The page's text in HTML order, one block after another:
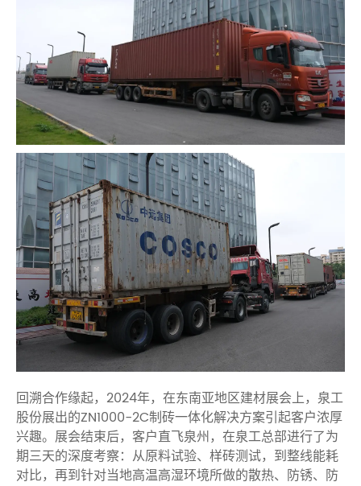
回溯合作缘起，2024年，在东南亚地区建材展会上，泉工
股份展出的ZN1000-2C制砖一体化解决方案引起客户浓厚
兴趣。展会结束后，客户直飞泉州，在泉工总部进行了为
期三天的深度考察：从原料试验、样砖测试，到整线能耗
对比，再到针对当地高温高湿环境所做的散热、防锈、防